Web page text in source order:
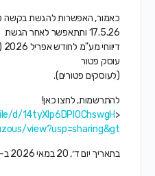
כאמור, האפשרות להגשת בקשה
17.5.26 ותתאפשר לאחר הגשת
עוסק פטור
(לעוסקים פטורים).
להתרשמות, לחצו כאן!
<
d/14tyXIp6DPI0ChswgH
view?usp=sharing&gt
‫בתאריך יום ד׳, 20 במאי 2026 ב-23:48 מאת קדם